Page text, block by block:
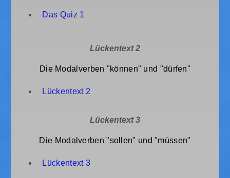
Das Quiz 1
Lückentext 2
Die Modalverben "können" und "dürfen"
Lückentext 2
Lückentext 3
Die Modalverben "sollen" und "müssen"
Lückentext 3